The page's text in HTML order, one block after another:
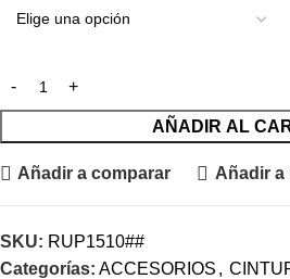
AÑADIR AL
Añadir a comparar Añadir a
SKU: RUP1510##
Categorías: ACCESORIOS ,